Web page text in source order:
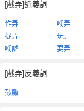
[戲弄]近義詞
作弄 嘲弄
捉弄
玩弄
嘲謔
耍弄
[戲弄]反義詞
鼓勵